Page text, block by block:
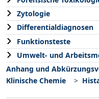
Zytologie
Differentialdiagnosen
Funktionsteste
Umwelt- und
Anhang und
Klinische Chemie